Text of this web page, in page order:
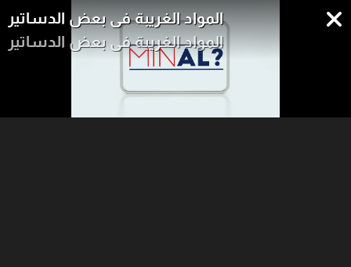
المواد الغريبة في بعض الدساتير
المواد الغريبة في بعض الدساتير